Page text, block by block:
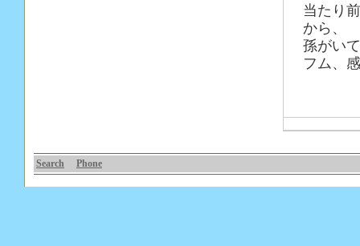
当たり
から、
孫がい
フム、
Search Phone